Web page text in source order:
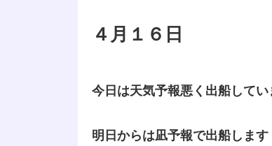
４月１６日
今日は天気予報悪く出船してい
明日からは凪予報で出船します